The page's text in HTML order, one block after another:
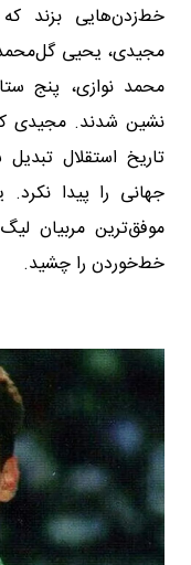
خط‌زدن‌هایی بزند
مجیدی، یحیی
محمد نوازی، پنج
نشین شدند. مجیدی
تاریخ استقلال
جهانی را پیدا
موفق‌ترین مربیان
خط‌خوردن را چشید.